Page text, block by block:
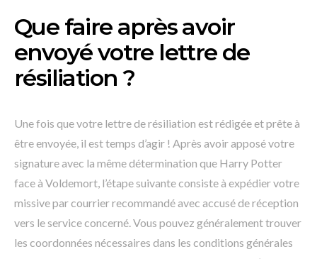
Que faire après avoir
envoyé votre lettre de
résiliation ?
Une fois que votre lettre de résiliation est rédigée et prête à
être envoyée, il est temps d’agir ! Après avoir apposé votre
signature avec la même détermination que Harry Potter
face à Voldemort, l’étape suivante consiste à expédier votre
missive par courrier recommandé avec accusé de réception
vers le service concerné. Vous pouvez généralement trouver
les coordonnées nécessaires dans les conditions générales